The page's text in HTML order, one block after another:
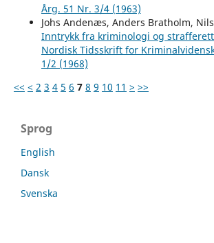
Årg. 51 Nr. 3/4 (1963)
Johs Andenæs, Anders Bratholm,
Inntrykk fra kriminologi og
Nordisk Tidsskrift for
1/2 (1968)
<< < 2 3 4 5 6 7 8 9 10 11 > >>
Sprog
English
Dansk
Svenska